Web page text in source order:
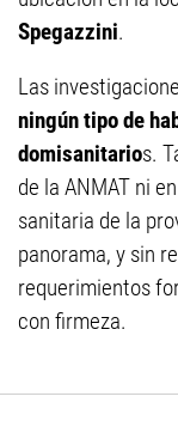
Spegazzini.
Las
ningún tipo de
domisanitarios.
de la ANMAT ni
sanitaria de la
panorama, y sin
requerimientos
con firmeza.